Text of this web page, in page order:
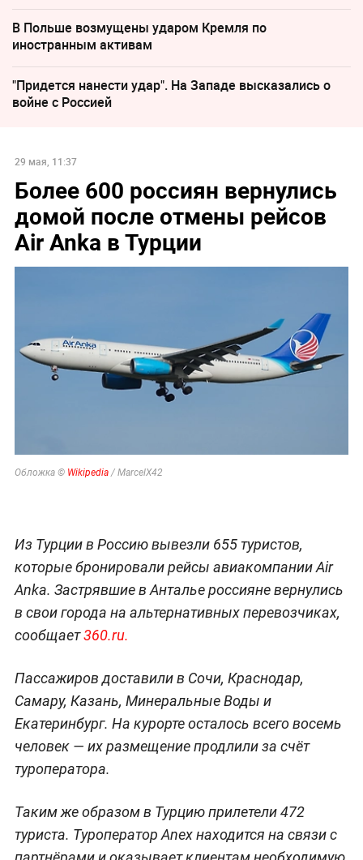
В Польше возмущены ударом Кремля по
иностранным активам
"Придется нанести удар". На Западе высказались о
войне с Россией
29 мая, 11:37
Более 600 россиян вернулись
домой после отмены рейсов
Air Anka в Турции
Обложка © Wikipedia/ MarcelX42
Из Турции в Россию вывезли 655 туристов,
которые бронировали рейсы авиакомпании Air
Anka. Застрявшие в Анталье россияне вернулись
в свои города на альтернативных перевозчиках,
сообщает360.ru.
Пассажиров доставили в Сочи, Краснодар,
Самару, Казань, Минеральные Воды и
Екатеринбург. На курорте осталось всего восемь
человек — их размещение продлили за счёт
туроператора.
Таким же образом в Турцию прилетели 472
туриста. Туроператор Anex находится на связи с